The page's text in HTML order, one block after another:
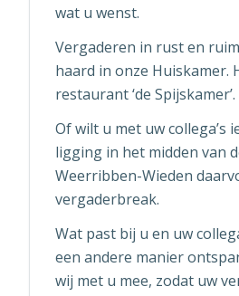
wat u wenst.
Vergaderen in rust en
haard in onze Huiskamer.
restaurant ‘de Spijskamer’.
Of wilt u met uw collega’s
ligging in het midden van
Weerribben-Wieden
vergaderbreak.
Wat past bij u en uw
een andere manier
wij met u mee, zodat uw